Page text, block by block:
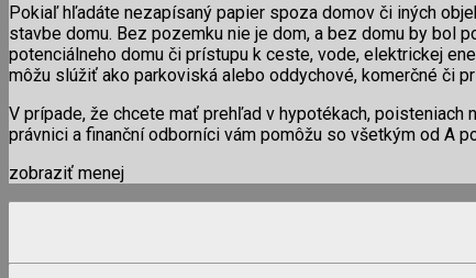
Pokiaľ hľadáte nezapísaný papier spoza domov či iných
stavbe domu. Bez pozemku nie je dom, a bez domu by bol
potenciálneho domu či prístupu k ceste, vode, elektrickej
môžu slúžiť ako parkoviská alebo oddychové, komerčné či
V prípade, že chcete mať prehľad v hypotékach, poisteniach
právnici a finanční odborníci vám pomôžu so všetkým od A
zobraziť menej